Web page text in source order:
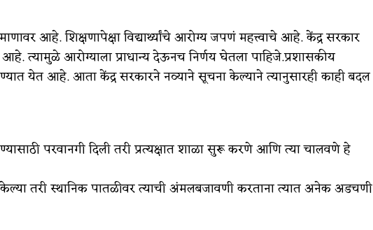
आहे. शिक्षणापेक्षा विद्यार्थ्यांचे आरोग्य जपणं महत्त्वाचे आहे. केंद्र सरकार
त्यामुळे आरोग्याला प्राधान्य देऊनच निर्णय घेतला पाहिजे.प्रशासकीय
येत आहे. आता केंद्र सरकारने नव्याने सूचना केल्याने त्यानुसारही काही बदल
परवानगी दिली तरी प्रत्यक्षात शाळा सुरू करणे आणि त्या चालवणे हे
तरी स्थानिक पातळीवर त्याची अंमलबजावणी करताना त्यात अनेक अडचणी